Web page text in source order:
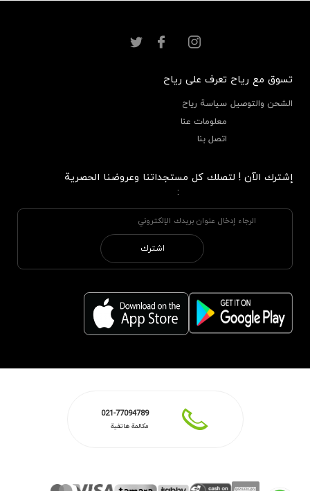
تسوق مع رياح
الشحن والتوصيل
تعرف على رياح
سياسة رياح
معلومات عنا
اتصل بنا
إشترك الآن ! لتصلك كل مستجداتنا وعروضنا الحصرية
:
اشترك
021-77094789
مكالمة هاتفية